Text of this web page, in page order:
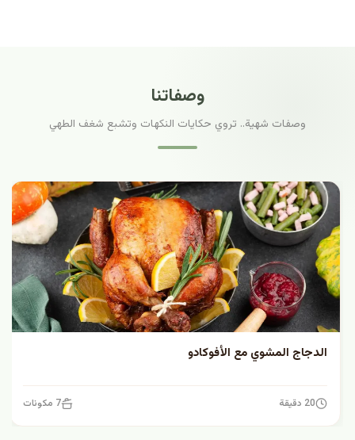
وصفاتنا
وصفات شهية.. تروي حكايات النكهات وتشبع شغف الطهي
الدجاج المشوي مع الأفوكادو
20 دقيقة 7 مكونات